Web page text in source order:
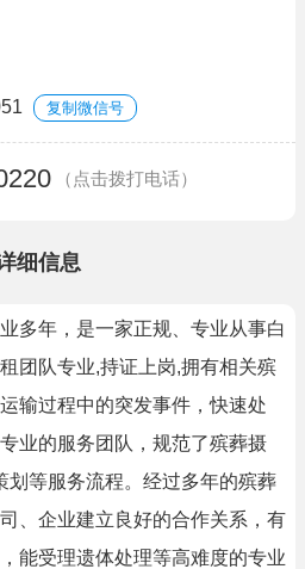
复制微信号
（点击拨打电话）
细信息
多年，是一家正规、专业从事白
团队专业,持证上岗,拥有相关殡
输过程中的突发事件，快速处
业的服务团队，规范了殡葬摄
划等服务流程。经过多年的殡葬
、企业建立良好的合作关系，有
能受理遗体处理等高难度的专业